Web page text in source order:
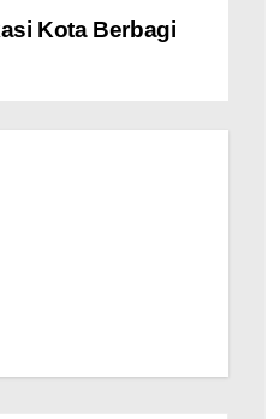
Kota Berbagi